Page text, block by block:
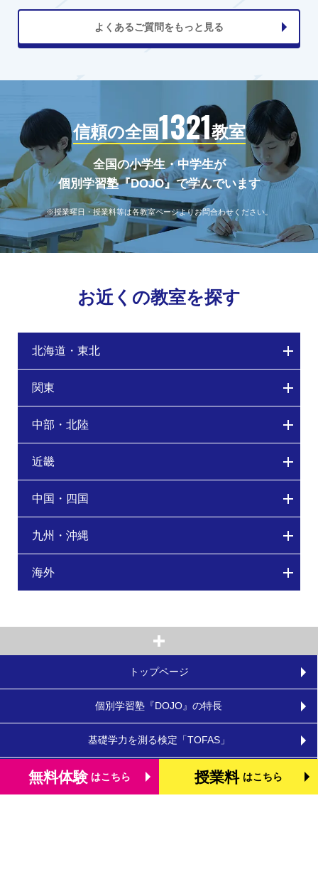
よくあるご質問をもっと見る
信頼の全国1321教室
全国の小学生・中学生が
個別学習塾『DOJO』で学んでいます
※授業曜日・授業料等は各教室ページよりお問合わせください。
お近くの教室を探す
北海道・東北
関東
中部・北陸
近畿
中国・四国
九州・沖縄
海外
トップページ
個別学習塾『DOJO』の特長
基礎学力を測る検定「TOFAS」
小学生のタブレット学習
無料体験 はこちら 授業料 はこちら